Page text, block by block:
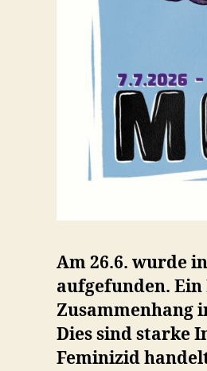
Am 26.6. wurde
aufgefunden.
Zusammenhang
Dies sind starke
Feminizid